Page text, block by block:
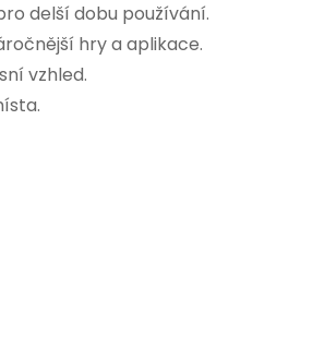
delší dobu používání.
hry a aplikace.
vzhled.